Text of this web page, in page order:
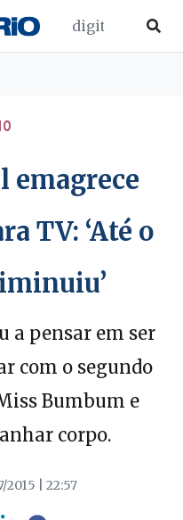
emagrece
TV: ‘Até o
a pensar em ser
com o segundo
Bumbum e
corpo.
2015 | 22:57